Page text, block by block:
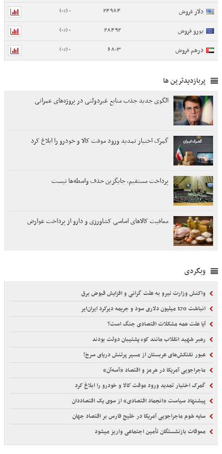
دلار فروش 24984
0 (0%)
یورو فروش 28492
0 (0%)
درهم فروش 6803
0 (0%)
پربازدیدترین ها
الگوی جدید جذب منابع غیردولتی در پروژه‌های عمرانی
گمرک اختیار تمدید ورود موقت کالا و خودرو را ابلاغ کرد
پرداخت مستقیم، جایگزین حذف واسطه‌ها نیست
معافیت کالاهای اساسی کشاورزی و دارو از پرداخت عوارض
وبگردی
واکنش وزارت نیرو به علت گرانی و افزایش قبوض برق
انباشت 170 میلیون دلاری سود و جریمه دیرکرد ایران‌ایر
آیا علت همه مشکلات اقتصادی جنگ است؟
رهبر شهید انقلاب مانند کوه پشتیبان دولت بودند
عبور نفتکش‌های عربستان از مسیر پرتنش دریای سرخ!
ماجراجویی آمریکا در هرمز و اقتصاد «آسه‌آن»
گمرک اختیار تمدید ورود موقت کالا و خودرو را ابلاغ کرد
پیشنهاد سیاست «انجماد اقتصادی» از سوی یک اقتصاددان
سایه شوم ماجراجویی آمریکا در خلیج فارس بر اقتصاد جهان
معوقات بازنشستگان تأمین اجتماعی واریز میشود